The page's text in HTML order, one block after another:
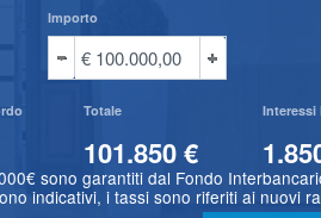
Importo
Totale
101.850€
Interessi
sono garantiti dal Fondo
indicativi, i tassi sono riferiti ai nuovi